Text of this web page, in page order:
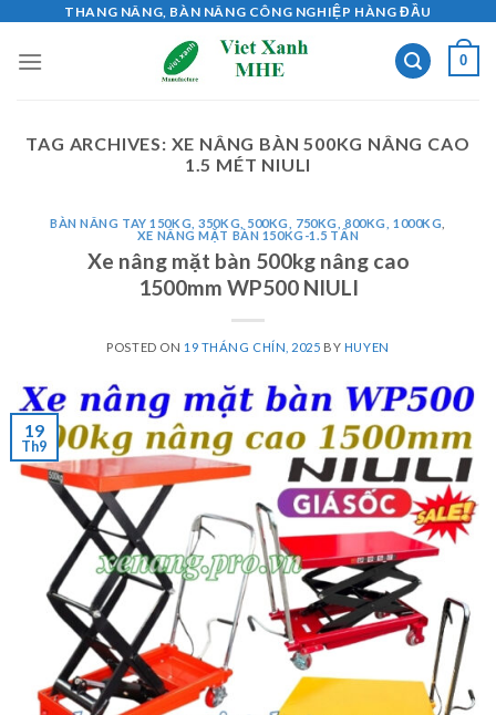
content
THANG NÂNG, BÀN NÂNG CÔNG NGHIỆP HÀNG ĐẦU
0
TAG ARCHIVES: XE NÂNG BÀN 500KG NÂNG CAO
1.5 MÉT NIULI
BÀN NÂNG TAY 150KG, 350KG, 500KG, 750KG, 800KG, 1000KG
XE NÂNG MẶT BÀN 150KG-1.5 TẤN
Xe nâng mặt bàn 500kg nâng cao
1500mm WP500 NIULI
POSTED ON 19 THÁNG CHÍN, 2025 BY HUYEN
19
Th9